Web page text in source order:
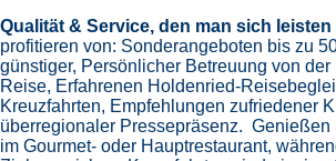
Qualität & Service, den man sich leisten
profitieren von: Sonderangeboten bis zu
günstiger, Persönlicher Betreuung von
Reise, Erfahrenen Holdenried-
Kreuzfahrten, Empfehlungen zufriedener
überregionaler Pressepräsenz. Genießen
im Gourmet- oder Hauptrestaurant,